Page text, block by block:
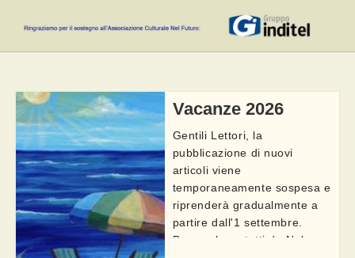
Vacanze 2026
Gentili Lettori, la
pubblicazione di nuovi
articoli viene
temporaneamente sospesa e
riprenderà gradualmente a
partire dall'1 settembre.
Buon relax a tutti da Nel